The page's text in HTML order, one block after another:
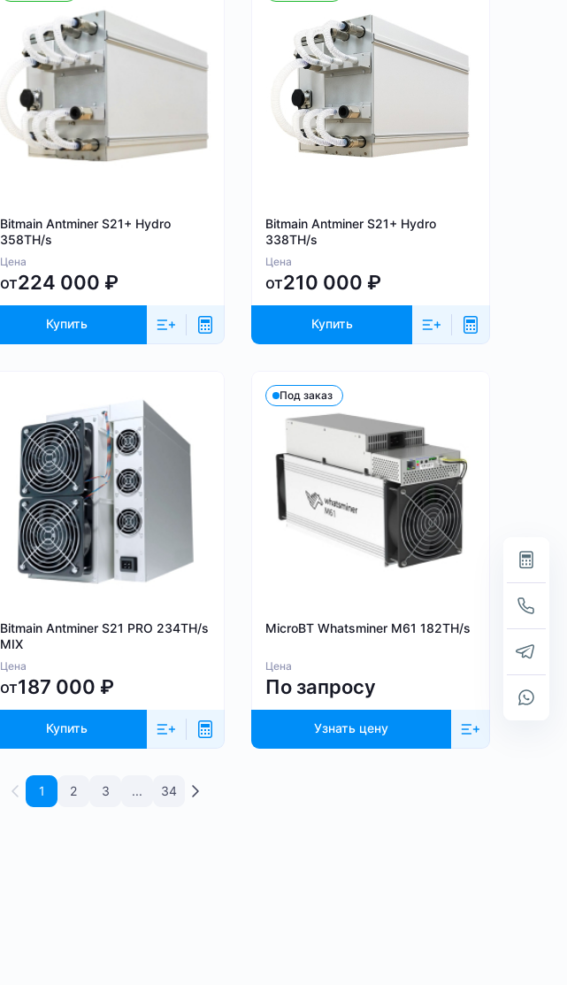
Bitmain Antminer S21+ Hydro
358TH/s
Цена
от224 000 ₽
Купить
Bitmain Antminer S21+ Hydro
338TH/s
Цена
от210 000 ₽
Купить
Bitmain Antminer S21 PRO 234TH/s
MIX
Цена
от187 000 ₽
Купить
Под заказ
MicroBT Whatsminer M61 182TH/s
Цена
По запросу
Узнать цену
1 2 3 ... 34